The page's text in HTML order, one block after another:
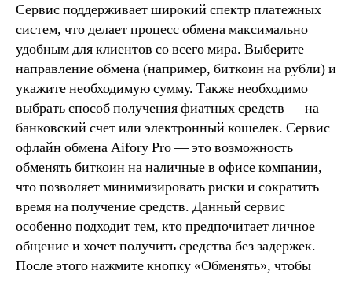
Сервис поддерживает широкий спектр платежных
систем, что делает процесс обмена максимально
удобным для клиентов со всего мира. Выберите
направление обмена (например, биткоин на рубли) и
укажите необходимую сумму. Также необходимо
выбрать способ получения фиатных средств — на
банковский счет или электронный кошелек. Сервис
офлайн обмена Aifory Pro — это возможность
обменять биткоин на наличные в офисе компании,
что позволяет минимизировать риски и сократить
время на получение средств. Данный сервис
особенно подходит тем, кто предпочитает личное
общение и хочет получить средства без задержек.
После этого нажмите кнопку «Обменять», чтобы